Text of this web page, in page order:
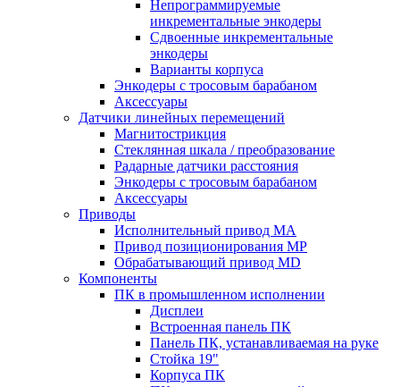
Непрограммируемые
инкрементальные энкодеры
Сдвоенные инкрементальные
энкодеры
Варианты корпуса
Энкодеры с тросовым барабаном
Аксессуары
Датчики линейных перемещений
Магнитострикция
Стеклянная шкала / преобразование
Радарные датчики расстояния
Энкодеры с тросовым барабаном
Аксессуары
Приводы
Исполнительный привод МА
Привод позиционирования MP
Обрабатывающий привод MD
Компоненты
ПК в промышленном исполнении
Дисплеи
Встроенная панель ПК
Панель ПК, устанавливаемая на руке
Стойка 19"
Корпуса ПК